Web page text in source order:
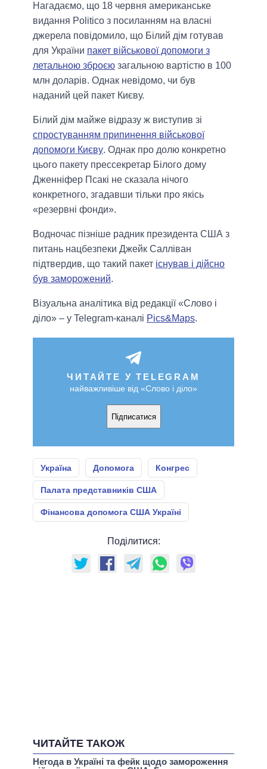
Нагадаємо, що 18 червня американське
видання Politico з посиланням на власні
джерела повідомило, що Білий дім готував
для України пакет військової допомоги з
летальною зброєю загальною вартістю в 100
млн доларів. Однак невідомо, чи був
наданий цей пакет Києву.
Білий дім майже відразу ж виступив зі
спростуванням припинення військової
допомоги Києву. Однак про долю конкретно
цього пакету прессекретар Білого дому
Дженніфер Псакі не сказала нічого
конкретного, згадавши тільки про якісь
«резервні фонди».
Водночас пізніше радник президента США з
питань нацбезпеки Джейк Салліван
підтвердив, що такий пакет існував і дійсно
був заморожений.
Візуальна аналітика від редакції «Слово і
діло» – у Telegram-каналі Pics&Maps.
ЧИТАЙТЕ У TELEGRAM
найважливіше від «Слово і діло»
Підписатися
Україна Допомога Конгрес
Палата представників США
Фінансова допомога США Україні
Поділитися:
ЧИТАЙТЕ ТАКОЖ
Негода в Україні та фейк щодо замороження